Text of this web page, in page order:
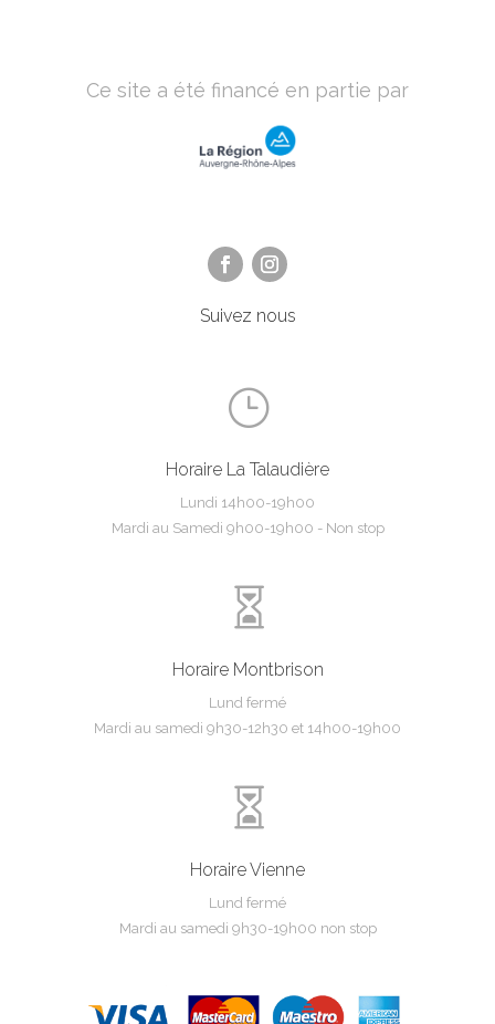
Ce site a été financé en partie par
Suivez nous
}
Horaire La Talaudière
Lundi 14h00-19h00
Mardi au Samedi 9h00-19h00 - Non stop

Horaire Montbrison
Lund fermé
Mardi au samedi 9h30-12h30 et 14h00-19h00

Horaire Vienne
Lund fermé
Mardi au samedi 9h30-19h00 non stop